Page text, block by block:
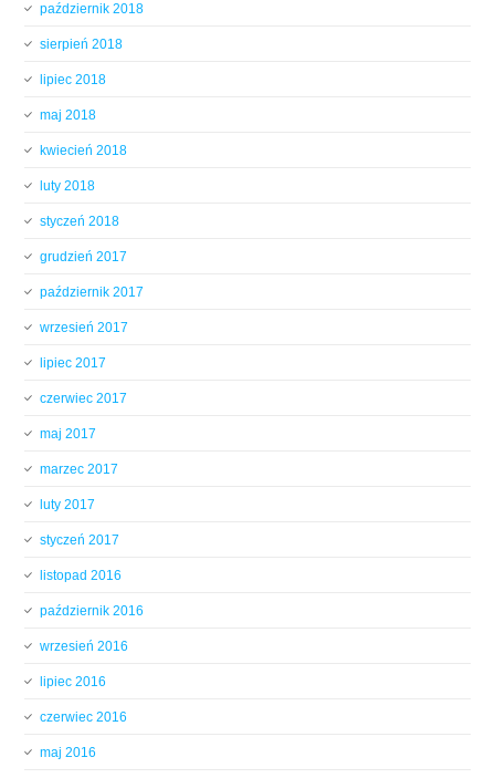
październik 2018
sierpień 2018
lipiec 2018
maj 2018
kwiecień 2018
luty 2018
styczeń 2018
grudzień 2017
październik 2017
wrzesień 2017
lipiec 2017
czerwiec 2017
maj 2017
marzec 2017
luty 2017
styczeń 2017
listopad 2016
październik 2016
wrzesień 2016
lipiec 2016
czerwiec 2016
maj 2016